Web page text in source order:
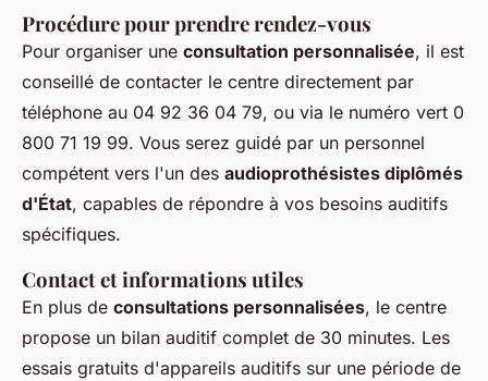
Procédure pour prendre rendez-vous
Pour organiser une consultation personnalisée, il est
conseillé de contacter le centre directement par
téléphone au 04 92 36 04 79, ou via le numéro vert 0
800 71 19 99. Vous serez guidé par un personnel
compétent vers l'un des audioprothésistes diplômés
d'État, capables de répondre à vos besoins auditifs
spécifiques.
Contact et informations utiles
En plus de consultations personnalisées, le centre
propose un bilan auditif complet de 30 minutes. Les
essais gratuits d'appareils auditifs sur une période de